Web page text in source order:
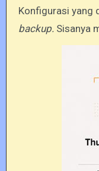
Konfigurasi yang
backup. Sisanya